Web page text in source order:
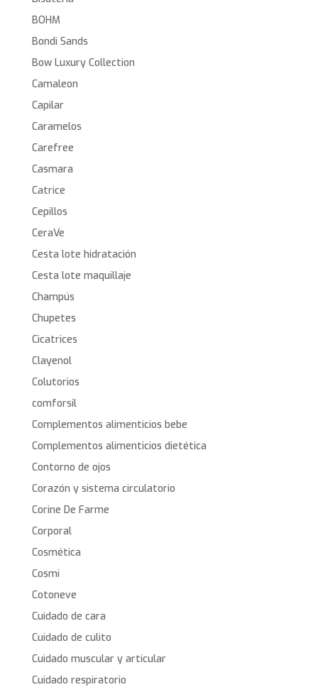
BOHM
Bondi Sands
Bow Luxury Collection
Camaleon
Capilar
Caramelos
Carefree
Casmara
Catrice
Cepillos
CeraVe
Cesta lote hidratación
Cesta lote maquillaje
Champús
Chupetes
Cicatrices
Clayenol
Colutorios
comforsil
Complementos alimenticios bebe
Complementos alimenticios dietética
Contorno de ojos
Corazón y sistema circulatorio
Corine De Farme
Corporal
Cosmética
Cosmi
Cotoneve
Cuidado de cara
Cuidado de culito
Cuidado muscular y articular
Cuidado respiratorio